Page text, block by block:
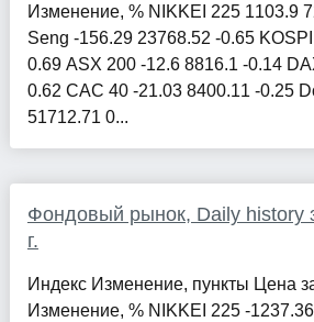
Изменение, % NIKKEI 225 1103.9
Seng -156.29 23768.52 -0.65
0.69 ASX 200 -12.6 8816.1 -0.14
0.62 CAC 40 -21.03 8400.11 -0.25
51712.71 0...
Фондовый рынок, Daily history
г.
Индекс Изменение, пункты Цена
Изменение, % NIKKEI 225 -